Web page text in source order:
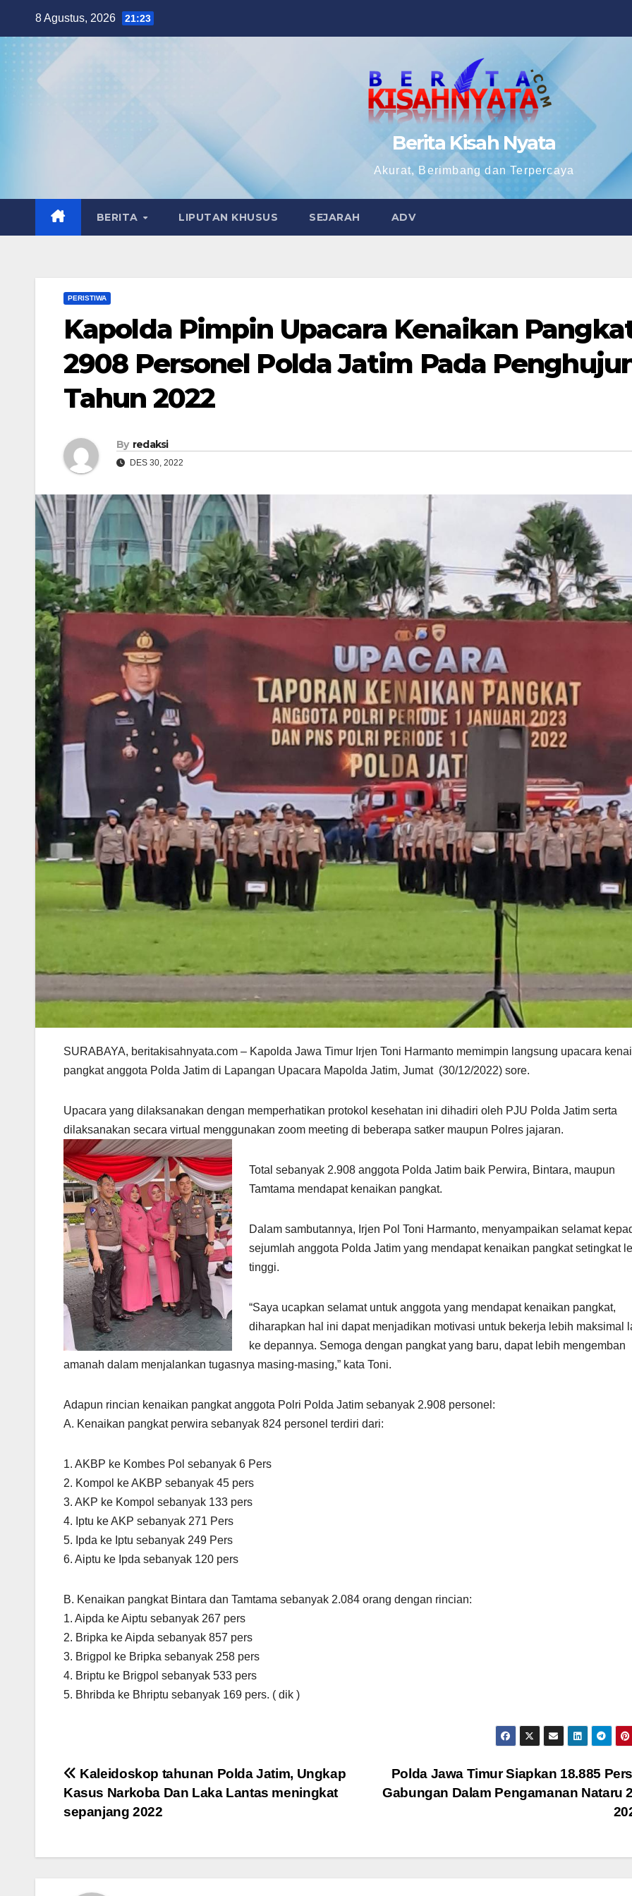
content
8 Agustus, 2026 21:23
Berita Kisah Nyata
Akurat, Berimbang dan Terpercaya
BERITA LIPUTAN KHUSUS SEJARAH ADV
PERISTIWA
Kapolda Pimpin Upacara Kenaikan
2908 Personel Polda Jatim Pada
Tahun 2022
By redaksi
DES 30, 2022
SURABAYA, beritakisahnyata.com – Kapolda Jawa Timur Irjen Toni Harmanto memimpin langsung upacara
pangkat anggota Polda Jatim di Lapangan Upacara Mapolda Jatim, Jumat (30/12/2022) sore.
Upacara yang dilaksanakan dengan memperhatikan protokol kesehatan ini dihadiri oleh PJU Polda Jatim serta
dilaksanakan secara virtual menggunakan zoom meeting di beberapa satker maupun Polres jajaran.
Total sebanyak 2.908 anggota Polda Jatim baik Perwira, Bintara, maupun
Tamtama mendapat kenaikan pangkat.
Dalam sambutannya, Irjen Pol Toni Harmanto, menyampaikan selamat
sejumlah anggota Polda Jatim yang mendapat kenaikan pangkat setingkat
tinggi.
“Saya ucapkan selamat untuk anggota yang mendapat kenaikan pangkat,
diharapkan hal ini dapat menjadikan motivasi untuk bekerja lebih maksimal
ke depannya. Semoga dengan pangkat yang baru, dapat lebih mengemban
amanah dalam menjalankan tugasnya masing-masing,” kata Toni.
Adapun rincian kenaikan pangkat anggota Polri Polda Jatim sebanyak 2.908 personel:
A. Kenaikan pangkat perwira sebanyak 824 personel terdiri dari:
1. AKBP ke Kombes Pol sebanyak 6 Pers
2. Kompol ke AKBP sebanyak 45 pers
3. AKP ke Kompol sebanyak 133 pers
4. Iptu ke AKP sebanyak 271 Pers
5. Ipda ke Iptu sebanyak 249 Pers
6. Aiptu ke Ipda sebanyak 120 pers
B. Kenaikan pangkat Bintara dan Tamtama sebanyak 2.084 orang dengan rincian:
1. Aipda ke Aiptu sebanyak 267 pers
2. Bripka ke Aipda sebanyak 857 pers
3. Brigpol ke Bripka sebanyak 258 pers
4. Briptu ke Brigpol sebanyak 533 pers
5. Bhribda ke Bhriptu sebanyak 169 pers. ( dik )
Navigasi
pos
Polda Jawa Timur Siapkan 18.885
Gabungan Dalam Pengamanan Nataru
Kaleidoskop tahunan Polda Jatim, Ungkap
Kasus Narkoba Dan Laka Lantas meningkat
sepanjang 2022